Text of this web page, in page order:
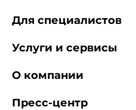
Для специалистов
Услуги и сервисы
О компании
Пресс-центр